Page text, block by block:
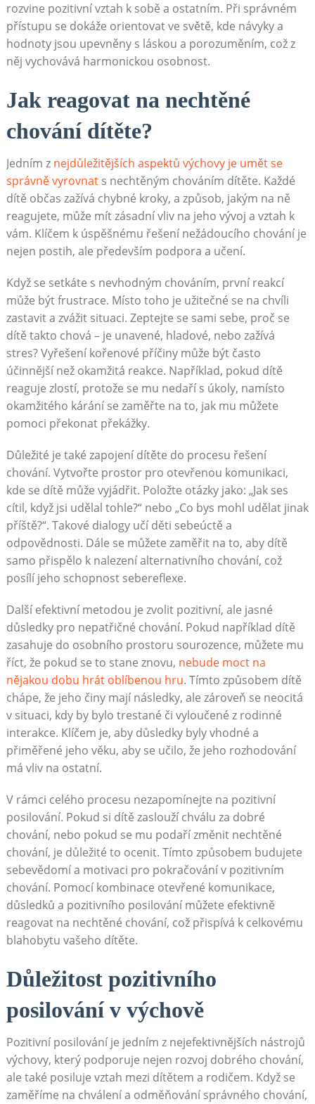
rozvine pozitivní vztah k sobě a ostatním. Při správném
přístupu se dokáže orientovat ve světě, kde návyky a
hodnoty jsou upevněny s láskou a porozuměním, což z
něj vychovává harmonickou osobnost.
Jak reagovat na nechtěné
chování dítěte?
Jedním z nejdůležitějších aspektů výchovy je umět se
správně vyrovnats nechtěným chováním dítěte. Každé
dítě občas zažívá chybné kroky, a způsob, jakým na ně
reagujete, může mít zásadní vliv na jeho vývoj a vztah k
vám. Klíčem k úspěšnému řešení nežádoucího chování je
nejen postih, ale především podpora a učení.
Když se setkáte s nevhodným chováním, první reakcí
může být frustrace. Místo toho je užitečné se na chvíli
zastavit a zvážit situaci. Zeptejte se sami sebe, proč se
dítě takto chová – je unavené, hladové, nebo zažívá
stres? Vyřešení kořenové příčiny může být často
účinnější než okamžitá reakce. Například, pokud dítě
reaguje zlostí, protože se mu nedaří s úkoly, namísto
okamžitého kárání se zaměřte na to, jak mu můžete
pomoci překonat překážky.
Důležité je také zapojení dítěte do procesu řešení
chování. Vytvořte prostor pro otevřenou komunikaci,
kde se dítě může vyjádřit. Položte otázky jako: „Jak ses
cítil, když jsi udělal tohle?“ nebo „Co bys mohl udělat jinak
příště?“. Takové dialogy učí děti sebeúctě a
odpovědnosti. Dále se můžete zaměřit na to, aby dítě
samo přispělo k nalezení alternativního chování, což
posílí jeho schopnost sebereflexe.
Další efektivní metodou je zvolit pozitivní, ale jasné
důsledky pro nepatřičné chování. Pokud například dítě
zasahuje do osobního prostoru sourozence, můžete mu
říct, že pokud se to stane znovu, nebude moct na
nějakou dobu hrát oblíbenou hru. Tímto způsobem dítě
chápe, že jeho činy mají následky, ale zároveň se neocitá
v situaci, kdy by bylo trestané či vyloučené z rodinné
interakce. Klíčem je, aby důsledky byly vhodné a
přiměřené jeho věku, aby se učilo, že jeho rozhodování
má vliv na ostatní.
V rámci celého procesu nezapomínejte na pozitivní
posilování. Pokud si dítě zaslouží chválu za dobré
chování, nebo pokud se mu podaří změnit nechtěné
chování, je důležité to ocenit. Tímto způsobem budujete
sebevědomí a motivaci pro pokračování v pozitivním
chování. Pomocí kombinace otevřené komunikace,
důsledků a pozitivního posilování můžete efektivně
reagovat na nechtěné chování, což přispívá k celkovému
blahobytu vašeho dítěte.
Důležitost pozitivního
posilování v výchově
Pozitivní posilování je jedním z nejefektivnějších nástrojů
výchovy, který podporuje nejen rozvoj dobrého chování,
ale také posiluje vztah mezi dítětem a rodičem. Když se
zaměříme na chválení a odměňování správného chování,